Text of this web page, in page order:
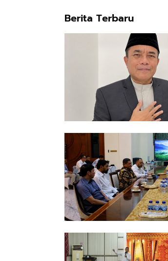
Berita Terbaru